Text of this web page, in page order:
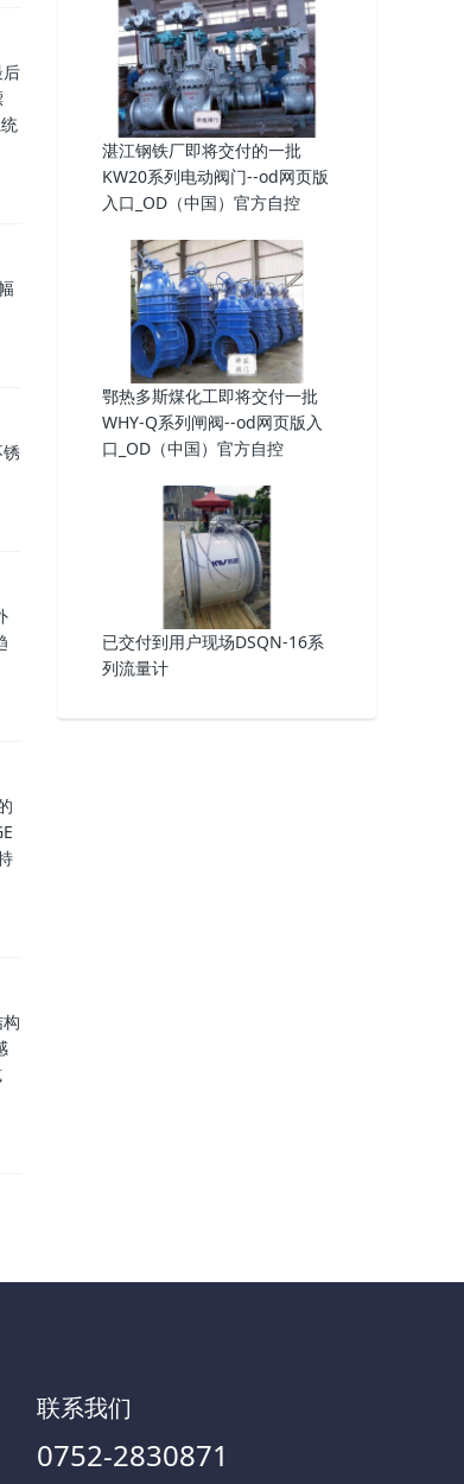
湛江钢铁厂即将交付的一批
KW20系列电动阀门--od网页版
入口_OD（中国）官方自控
鄂热多斯煤化工即将交付一批
WHY-Q系列闸阀--od网页版入
口_OD（中国）官方自控
已交付到用户现场DSQN-16系
列流量计
联系我们
0752-2830871